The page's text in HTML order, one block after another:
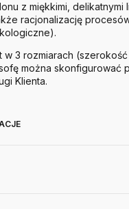
z miękkimi,
racjonalizację
w 3 rozmiarach
można skonfigurować
Klienta.